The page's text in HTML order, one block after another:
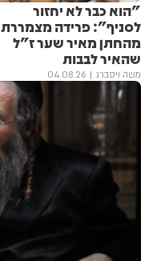
"הוא כבר לא יחזור
לסניף": פרידה מצמררת
מהחתן מאיר שער ז"ל
שהאיר לבבות
משה ויסברג 04.08.26